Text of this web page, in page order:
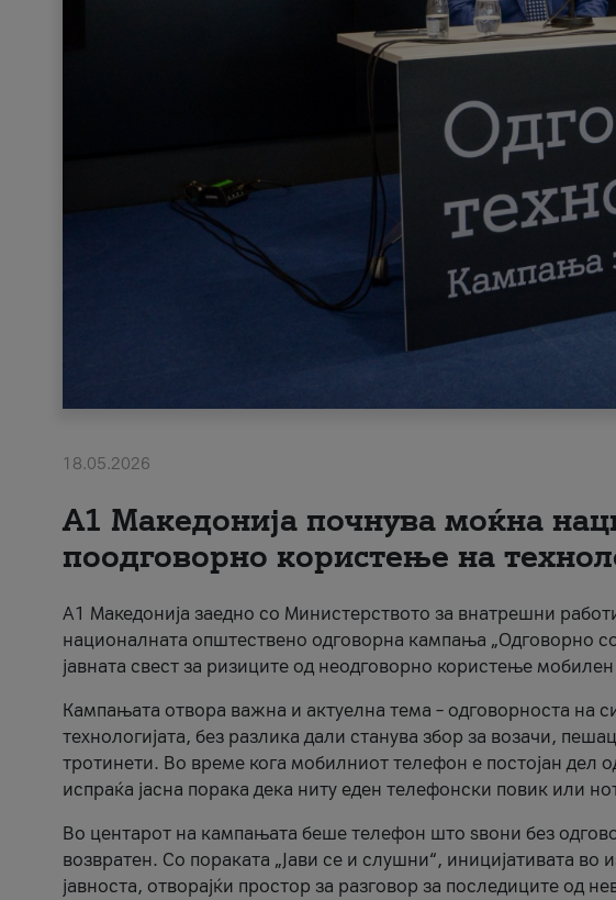
18.05.2026
A1 Македонија почнува моќна
поодговорно користење на
A1 Македонија заедно со Министерството за внатрешни
националната општествено одговорна кампања „Одговорно
јавната свест за ризиците од неодговорно користење
Кампањата отвора важна и актуелна тема – одговорноста на
технологијата, без разлика дали станува збор за возачи,
тротинети. Во време кога мобилниот телефон е постојан дел
испраќа јасна порака дека ниту еден телефонски повик или
Во центарот на кампањата беше телефон што ѕвони без
возвратен. Со пораката „Јави се и слушни“, иницијативата
јавноста, отворајќи простор за разговор за последиците од